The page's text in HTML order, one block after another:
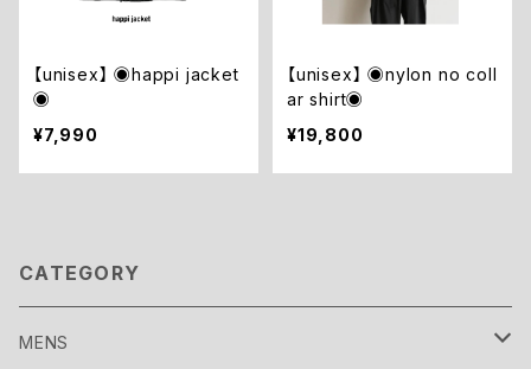
【unisex】 ◉happi jacket
◉
¥7,990
【unisex】 ◉nylon no coll
ar shirt◉
¥19,800
CATEGORY
MENS